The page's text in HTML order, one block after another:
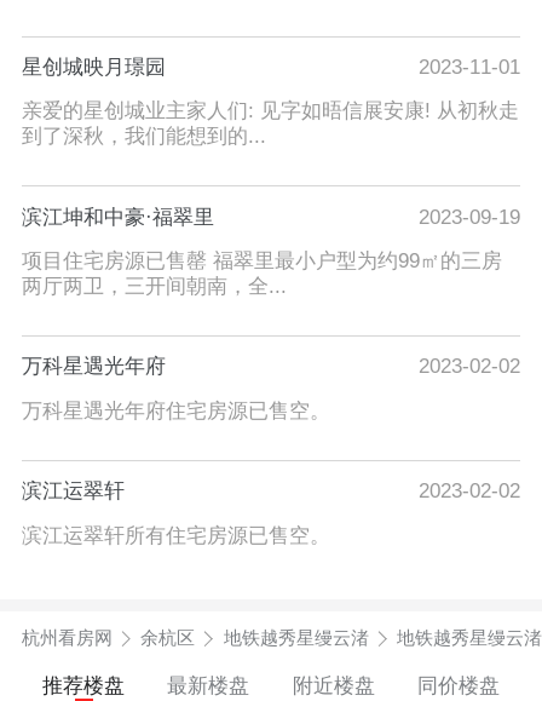
星创城映月璟园
2023-11-01
亲爱的星创城业主家人们: 见字如晤信展安康! 从初秋走
到了深秋，我们能想到的...
滨江坤和中豪·福翠里
2023-09-19
项目住宅房源已售罄 福翠里最小户型为约99㎡的三房
两厅两卫，三开间朝南，全...
万科星遇光年府
2023-02-02
万科星遇光年府住宅房源已售空。
滨江运翠轩
2023-02-02
滨江运翠轩所有住宅房源已售空。
杭州看房网 余杭区 地铁越秀星缦云渚 地铁越秀星缦云
推荐楼盘 最新楼盘 附近楼盘 同价楼盘